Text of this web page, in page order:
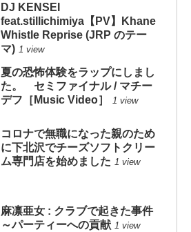
DJ KENSEI
feat.stillichimiya【PV】Khane
Whistle Reprise (JRP のテー
マ) 1 view
夏の恐怖体験をラップにしまし
た。 セミファイナル / マチー
デフ［Music Video］
1 view
コロナで無職になった親のため
に下北沢でチーズソフトクリー
ム専門店を始めました 1 view
麻凛亜女 : クラブで起きた事件
～パーティーへの貢献 1 view